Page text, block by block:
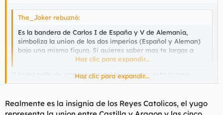
The_Joker rebuznó:
Es la bandera de Carlos I de España y V de Alemania,
simboliza la union de los dos imperios (Español y Aleman)
bajo una misma figura. Si quieres saber mas te largas a
Haz clic para expandir...
Y la del pollo de una cabeza del franquismo, esta la creo
Franco o tiene una historia anterior y Franco la adopto como
que me liguen al franquismo.Quiero decir, si yo enarbolo
publicamenete esa bandera estaria haciendo apologia del
Haz clic para expandir...
Realmente es la insignia de los Reyes Catolicos, el yugo